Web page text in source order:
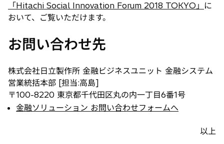
「Hitachi Social Innovation Forum 2018 TOKYO」 に
おいて、ご覧いただけます。
お問い合わせ先
株式会社日立製作所 金融ビジネスユニット 金融システム
営業統括本部 [担当:高島]
〒100-8220 東京都千代田区丸の内一丁目6番1号
金融ソリューション お問い合わせフォームへ
以上